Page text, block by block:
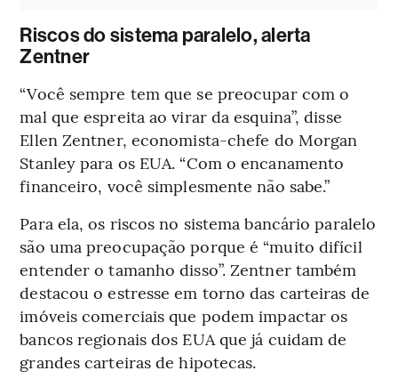
Riscos do sistema paralelo, alerta
Zentner
“Você sempre tem que se preocupar com o
mal que espreita ao virar da esquina”, disse
Ellen Zentner, economista-chefe do Morgan
Stanley para os EUA. “Com o encanamento
financeiro, você simplesmente não sabe.”
Para ela, os riscos no sistema bancário paralelo
são uma preocupação porque é “muito difícil
entender o tamanho disso”. Zentner também
destacou o estresse em torno das carteiras de
imóveis comerciais que podem impactar os
bancos regionais dos EUA que já cuidam de
grandes carteiras de hipotecas.